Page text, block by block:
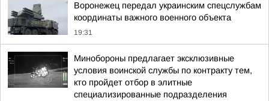
Воронежец передал украинским спецслужбам
координаты важного военного объекта
19:31
Минобороны предлагает эксклюзивные
условия воинской службы по контракту тем,
кто пройдет отбор в элитные
специализированные подразделения